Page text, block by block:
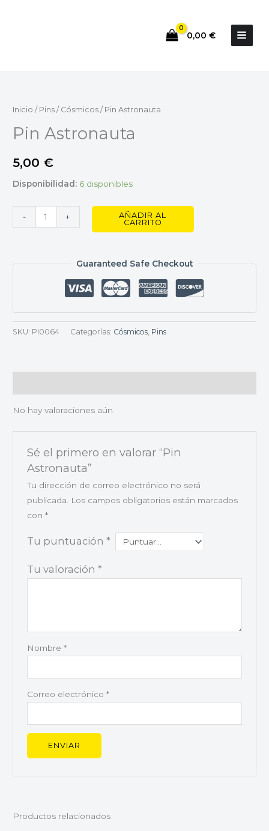
0,00 €
Inicio / Pins / Cósmicos / Pin Astronauta
Pin Astronauta
5,00 €
Disponibilidad: 6 disponibles
-
cantidad
+
AÑADIR AL
CARRITO
Guaranteed Safe Checkout
SKU: PI0064 Categorías: Cósmicos, Pins
No hay valoraciones aún.
Sé el primero en valorar “Pin
Astronauta”
Tu dirección de correo electrónico no será
publicada.
Los campos obligatorios están marcados
con *
Tu puntuación *
Tu valoración *
Nombre *
Correo electrónico *
Productos relacionados